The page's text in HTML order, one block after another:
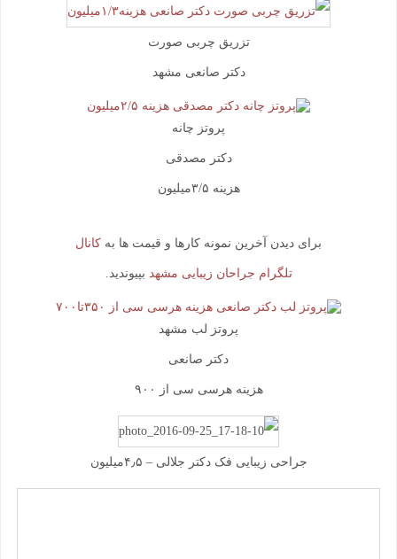
تزریق چربی صورت
دکتر صانعی مشهد
پروتز چانه
دکتر مصدقی
هزینه ۳/۵میلیون
برای دیدن آخرین نمونه کارها و قیمت ها به کانال
تلگرام جراحان زیبایی مشهد بپیوندید.
پروتز لب مشهد
دکتر صانعی
هزینه هرسی سی از ۹۰۰
جراحی زیبایی فک دکتر جلالی – ۴٫۵میلیون